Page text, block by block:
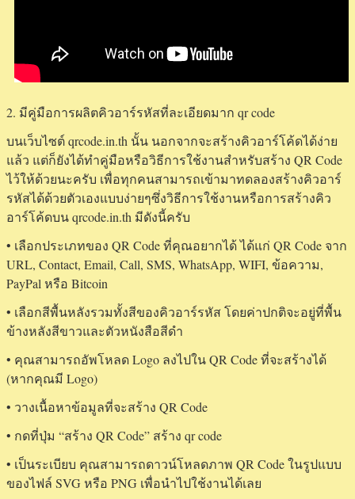
2. มีคู่มือการผลิตคิวอาร์รหัสที่ละเอียดมาก qr code
บนเว็บไซต์ qrcode.in.th นั้น นอกจากจะสร้างคิวอาร์โค้ดได้ง่าย
แล้ว แต่ก็ยังได้ทำคู่มือหรือวิธีการใช้งานสำหรับสร้าง QR Code
ไว้ให้ด้วยนะครับ เพื่อทุกคนสามารถเข้ามาทดลองสร้างคิวอาร์
รหัสได้ด้วยตัวเองแบบง่ายๆซึ่งวิธีการใช้งานหรือการสร้างคิว
อาร์โค้ดบน qrcode.in.th มีดังนี้ครับ
• เลือกประเภทของ QR Code ที่คุณอยากได้ ได้แก่ QR Code จาก
URL, Contact, Email, Call, SMS, WhatsApp, WIFI, ข้อความ,
PayPal หรือ Bitcoin
• เลือกสีพื้นหลังรวมทั้งสีของคิวอาร์รหัส โดยค่าปกติจะอยู่ที่พื้น
ข้างหลังสีขาวและตัวหนังสือสีดำ
• คุณสามารถอัพโหลด Logo ลงไปใน QR Code ที่จะสร้างได้
(หากคุณมี Logo)
• วางเนื้อหาข้อมูลที่จะสร้าง QR Code
• กดที่ปุ่ม “สร้าง QR Code” สร้าง qr code
• เป็นระเบียบ คุณสามารถดาวน์โหลดภาพ QR Code ในรูปแบบ
ของไฟล์ SVG หรือ PNG เพื่อนำไปใช้งานได้เลย